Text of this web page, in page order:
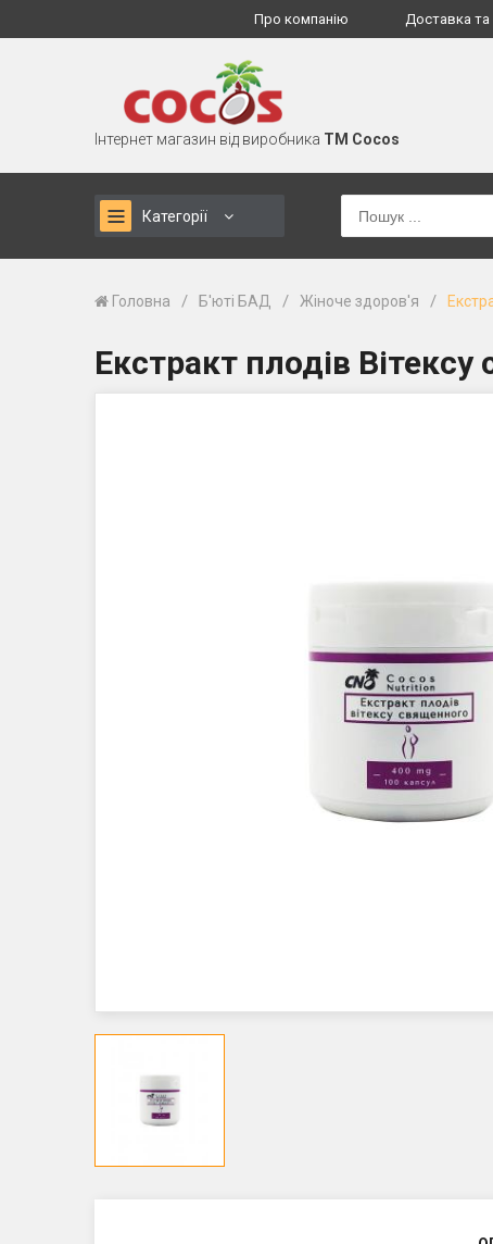
Про компанію Доставка та
Інтернет магазин від виробника TM Cocos
Категорії
Головна / Б'юті БАД / Жіноче здоров'я /
Екстракт плодів